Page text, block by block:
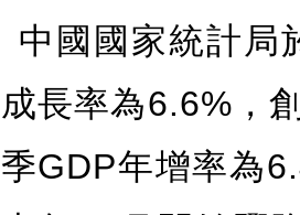
中國國家統計局
成長率為6.6% ，
季GDP年增率為